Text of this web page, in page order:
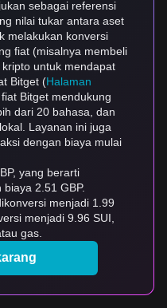
sebagai referensi
nilai tukar antara aset
melakukan konversi
fiat (misalnya membeli
untuk mendapat
Bitget (Halaman
Bitget mendukung
dari 20 bahasa, dan
Layanan ini juga
dengan biaya mulai
yang berarti
2.51 GBP.
menjadi 1.99
menjadi 9.96 SUI,
gas.